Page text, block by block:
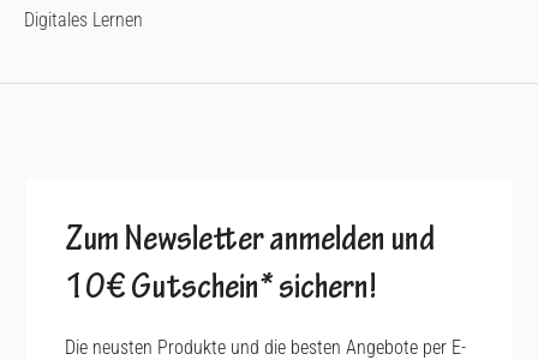
Digitales Lernen
Zum Newsletter anmelden und
10€ Gutschein* sichern!
Die neusten Produkte und die besten Angebote per E-